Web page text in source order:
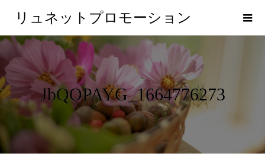
リュネットプロモーション
JbQOPAYG_1664776273